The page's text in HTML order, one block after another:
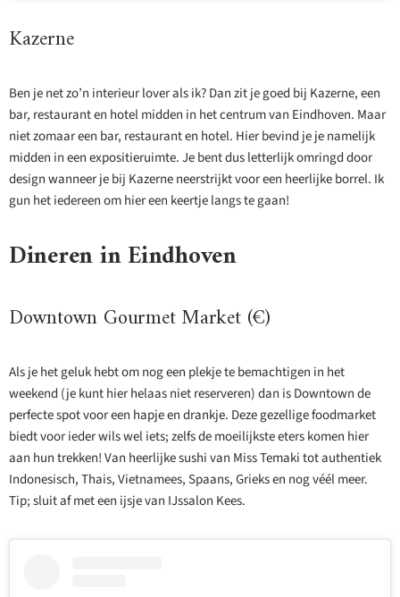
Kazerne
Ben je net zo’n interieur lover als ik? Dan zit je goed bij Kazerne, een
bar, restaurant en hotel midden in het centrum van Eindhoven. Maar
niet zomaar een bar, restaurant en hotel. Hier bevind je je namelijk
midden in een expositieruimte. Je bent dus letterlijk omringd door
design wanneer je bij Kazerne neerstrijkt voor een heerlijke borrel. Ik
gun het iedereen om hier een keertje langs te gaan!
Dineren in Eindhoven
Downtown Gourmet Market (€)
Als je het geluk hebt om nog een plekje te bemachtigen in het
weekend (je kunt hier helaas niet reserveren) dan is Downtown de
perfecte spot voor een hapje en drankje. Deze gezellige foodmarket
biedt voor ieder wils wel iets; zelfs de moeilijkste eters komen hier
aan hun trekken! Van heerlijke sushi van Miss Temaki tot authentiek
Indonesisch, Thais, Vietnamees, Spaans, Grieks en nog véél meer.
Tip; sluit af met een ijsje van IJssalon Kees.